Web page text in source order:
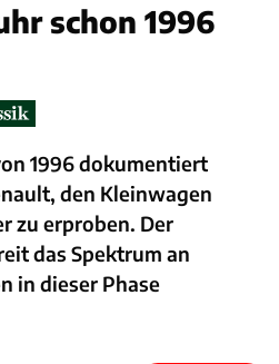
schon 1996
1996 dokumentiert
den Kleinwagen
zu erproben. Der
das Spektrum an
in dieser Phase